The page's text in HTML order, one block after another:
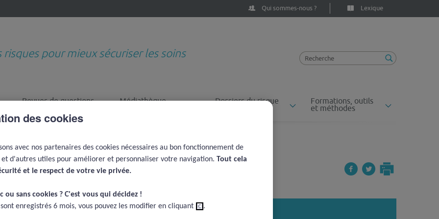
Lexique
Qui sommes-nous ?
pour mieux sécuriser les soins
Revues de questions Médiathèque Dossiers du risque Formations, outils
et méthodes
des risques
des cookies
avec nos partenaires des cookies nécessaires au bon fonctionnement de
d'autres utiles pour améliorer et personnaliser votre navigation. Tout cela
et le respect de votre vie privée.​
ou sans cookies ? C'est vous qui décidez !​
enregistrés 6 mois, vous pouvez les modifier en cliquant ici.